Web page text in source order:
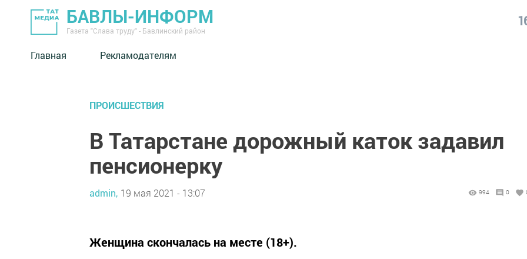
БАВЛЫ-ИНФОРМ
Газета "Слава труду" - Бавлинский район
Главная Рекламодателям
ПРОИСШЕСТВИЯ
В Татарстане дорожный каток задавил
пенсионерку
admin, 19 мая 2021 - 13:07 994 0
Женщина скончалась на месте (18+).